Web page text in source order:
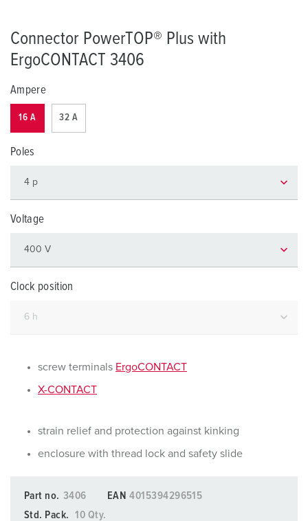
Connector PowerTOP® Plus with
ErgoCONTACT 3406
Ampere
16 A 32 A
Poles
Voltage
Clock position
screw terminals ErgoCONTACT
X-CONTACT
strain relief and protection against kinking
enclosure with thread lock and safety slide
Part no. 3406 EAN 4015394296515
Std. Pack.
10 Qty.